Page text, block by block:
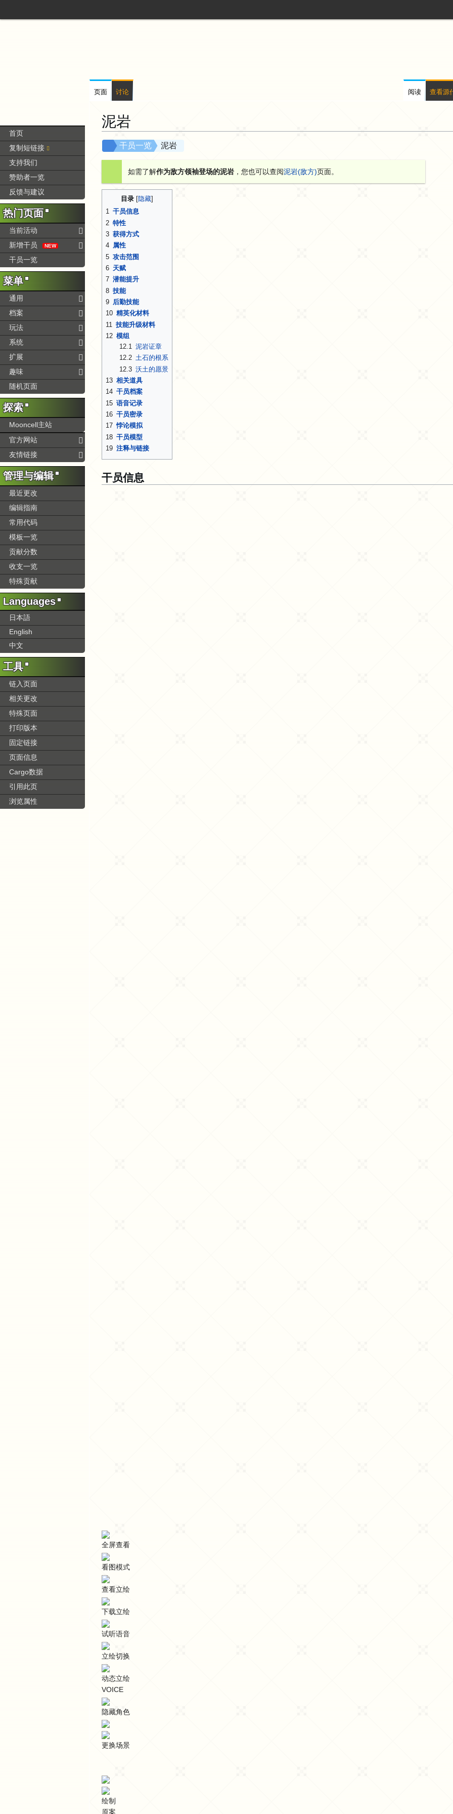
泥岩
航
索
泥岩
干员一览
如需了解作为敌方领袖登场的泥岩 ，您也可以查阅泥岩(敌方)页面。
目录
1 干员信息
2 特性
3 获得方式
4 属性
5 攻击范围
6 天赋
7 潜能提升
8 技能
9 后勤技能
10 精英化材料
11 技能升级材料
12 模组
12.1 泥岩证章
12.2 土石的根系
12.3 沃土的愿景
13 相关道具
14 干员档案
15 语音记录
16 干员密录
17 悖论模拟
18 干员模型
19 注释与链接
干员信息
全屏查看
看图模式
查看立绘
下载立绘
试听语音
立绘切换
动态立绘
VOICE
隐藏角色
更换场景
绘制
原案
页面 讨论 阅读 查看源
首页
复制短链接
支持我们
赞助者一览
反馈与建议
热门页面
当前活动
新增干员
NEW
干员一览
菜单
通用
档案
玩法
系统
扩展
趣味
随机页面
探索
Mooncell主站
官方网站
友情链接
管理与编辑
最近更改
编辑指南
常用代码
模板一览
贡献分数
收支一览
特殊贡献
Languages
日本語
English
中文
工具
链入页面
相关更改
特殊页面
打印版本
固定链接
页面信息
Cargo数据
引用此页
浏览属性